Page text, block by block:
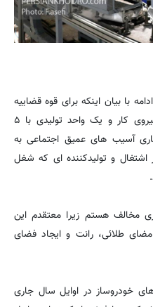
با بیان اینکه برای قوه قضاییه
بین یک بنگاه اقتصادی با ۲۰ هزار نیروی کار و یک واحد تولیدی با ۵
آسیب های عمیق اجتماعی به
اشتغال و تولیدکننده ای که شغل
مخالف هستم زیرا معتقدم این
طلائى، رانت و ایجاد فضای
خودروساز در اوایل سال جاری